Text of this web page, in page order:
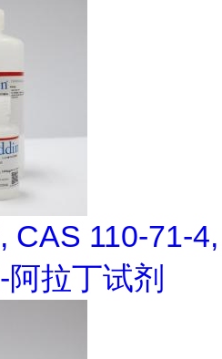
CAS 110-71-4,
拉丁试剂